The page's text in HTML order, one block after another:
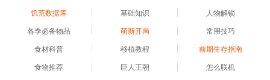
饥荒数据库 基础知识
人物解锁
各季必备物品
萌新开局
常用技巧
食材科普
移植教程
前期生存指南
食物推荐
巨人王朝 怎么联机